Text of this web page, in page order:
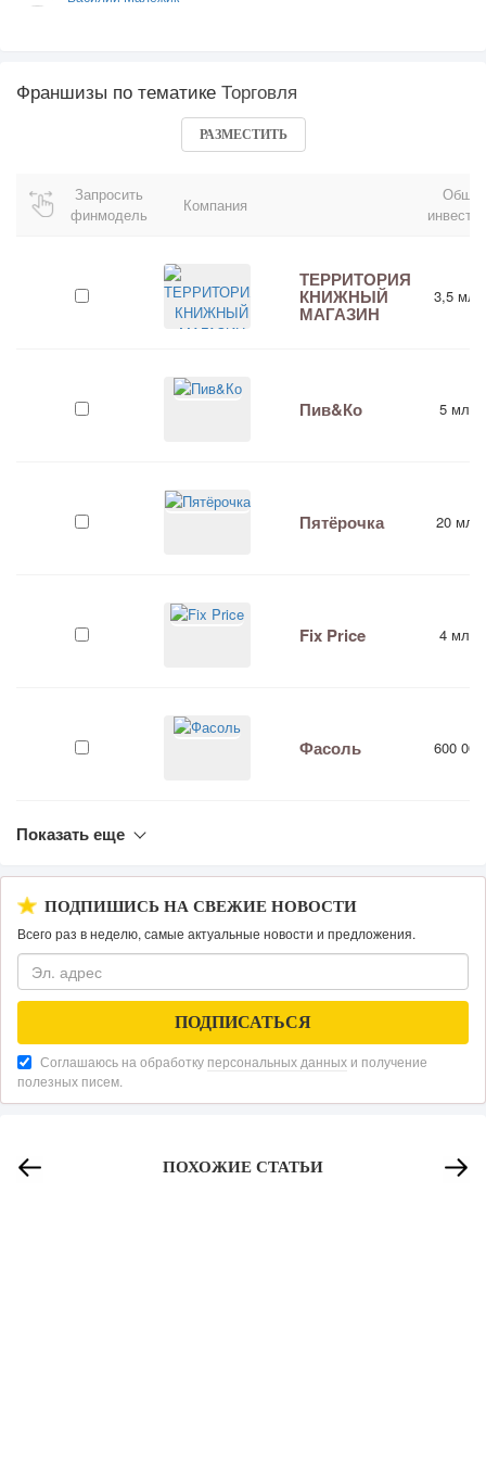
Франшизы по тематике Торговля
РАЗМЕСТИТЬ
Запросить
финмодель
Компания
ТЕРРИТОРИЯ
КНИЖНЫЙ
МАГАЗИН
3,5
Пив&Ко 5 млн
Пятёрочка 20 млн
Fix Price 4 млн
Фасоль 600
Показать еще
ПОДПИШИСЬ НА СВЕЖИЕ НОВОСТИ
Всего раз в неделю, самые актуальные новости и предложения.
Соглашаюсь на обработку персональных данных и получение
полезных писем.
ПОХОЖИЕ СТАТЬИ